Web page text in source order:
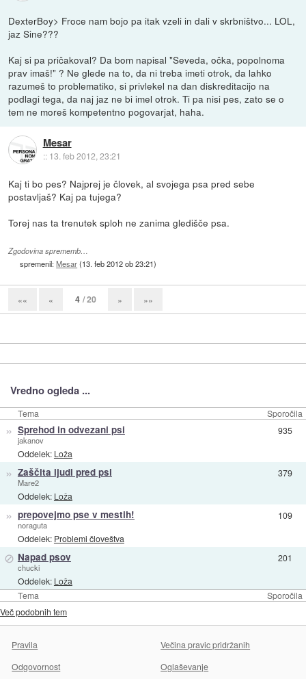
DexterBoy> Froce nam bojo pa itak vzeli in dali v skrbništvo... LOL,
jaz Sine???
Kaj si pa pričakoval? Da bom napisal "Seveda, očka, popolnoma
prav imaš!" ? Ne glede na to, da ni treba imeti otrok, da lahko
razumeš to problematiko, si privlekel na dan diskreditacijo na
podlagi tega, da naj jaz ne bi imel otrok. Ti pa nisi pes, zato se o
tem ne moreš kompetentno pogovarjat, haha.
Mesar
:: 13. feb 2012, 23:21
Kaj ti bo pes? Najprej je človek, al svojega psa pred sebe
postavljaš? Kaj pa tujega?
Torej nas ta trenutek sploh ne zanima gledišče psa.
Zgodovina sprememb…
spremenil:Mesar(13. feb 2012 ob 23:21)
«« « 4 / 20 » »»
Vredno ogleda ...
Tema Sporočila
Tema Sporočila
» Sprehod in odvezani psi
jakanov
Oddelek: Loža
935
» Zaščita ljudi pred psi
Mare2
Oddelek: Loža
379
» prepovejmo pse v mestih!
noraguta
Oddelek: Problemi človeštva
109
⊘ Napad psov
chucki
Oddelek: Loža
201
Več podobnih tem
Pravila
Večina pravic pridržanih
Odgovornost
Oglaševanje